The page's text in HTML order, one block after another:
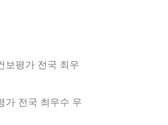
보평가 전국 최우
가 전국 최우수 우